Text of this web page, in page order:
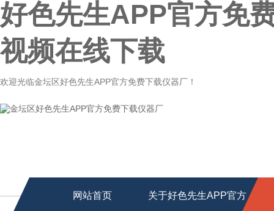
好色先生APP官方免
视频在线下载
欢迎光临金坛区好色先生APP官方免费下载仪器厂！
网站首页 关于好色先生APP官方